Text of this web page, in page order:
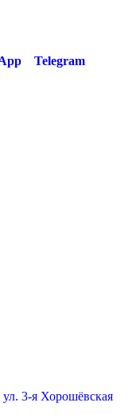
Telegram
3-я Хорошёвская